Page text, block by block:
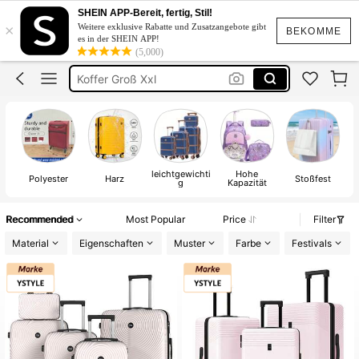
BEKOMME
×
SHEIN APP-Bereit, fertig, Stil!
Weitere exklusive Rabatte und Zusatzangebote gibt
es in der SHEIN APP!
(5,000)
Koffer
Koffer Set
Koffer Groß Xxl
Reisekoffer
Koffer
Polyester Harz leichtgewichti
g
Hohe
Kapazität Stoßfest
Recommended Most Popular Price
Filter
Material
Eigenschaften Muster Farbe Festivals